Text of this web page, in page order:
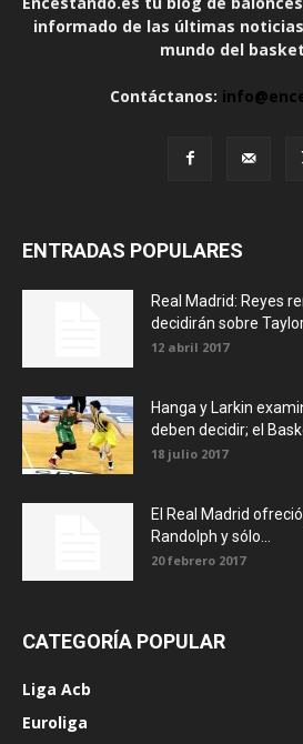
informado de las últimas
mundo del
Contáctanos:
ENTRADAS POPULARES
Real Madrid: Reyes
decidirán sobre
12 abril 2017
Hanga y Larkin
deben decidir; el
18 julio 2017
El Real Madrid
Randolph y sólo...
20 febrero 2017
CATEGORÍA POPULAR
Liga Acb
Euroliga